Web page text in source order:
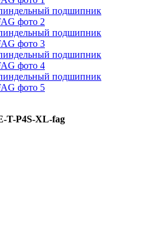
T-P4S-XL-fag